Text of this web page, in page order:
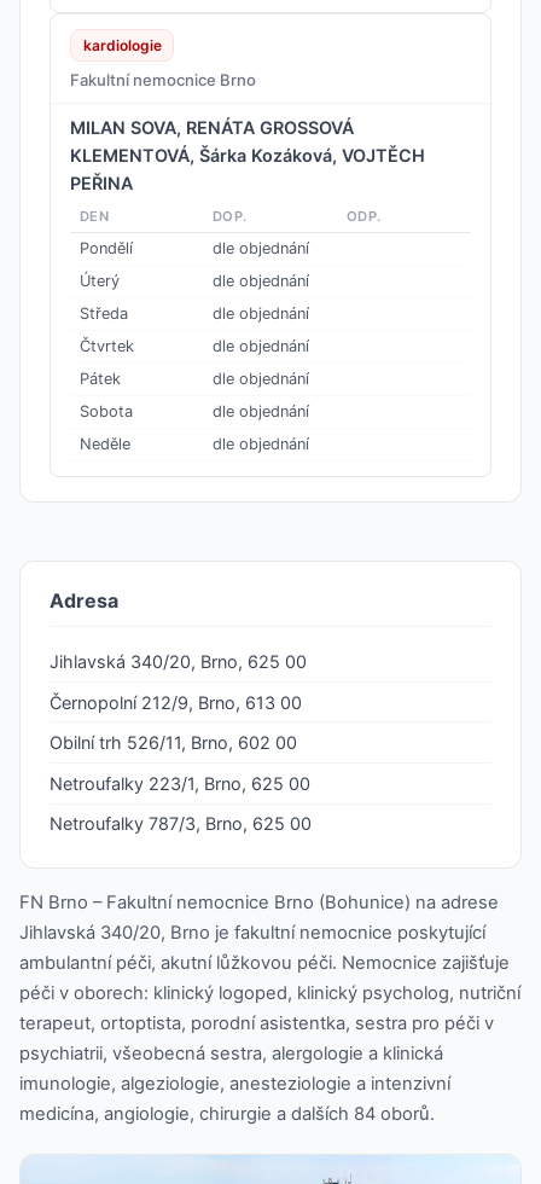
kardiologie
Fakultní nemocnice Brno
MILAN SOVA, RENÁTA GROSSOVÁ
KLEMENTOVÁ, Šárka Kozáková, VOJTĚCH
PEŘINA
DEN DOP. ODP.
Pondělí
dle objednání
Úterý
dle objednání
Středa
dle objednání
Čtvrtek
dle objednání
Pátek
dle objednání
Sobota
dle objednání
Neděle
dle objednání
Adresa
Jihlavská 340/20, Brno, 625 00
Černopolní 212/9, Brno, 613 00
Obilní trh 526/11, Brno, 602 00
Netroufalky 223/1, Brno, 625 00
Netroufalky 787/3, Brno, 625 00
FN Brno – Fakultní nemocnice Brno (Bohunice) na adrese
Jihlavská 340/20, Brno je fakultní nemocnice poskytující
ambulantní péči, akutní lůžkovou péči. Nemocnice zajišťuje
péči v oborech: klinický logoped, klinický psycholog, nutriční
terapeut, ortoptista, porodní asistentka, sestra pro péči v
psychiatrii, všeobecná sestra, alergologie a klinická
imunologie, algeziologie, anesteziologie a intenzivní
medicína, angiologie, chirurgie a dalších 84 oborů.